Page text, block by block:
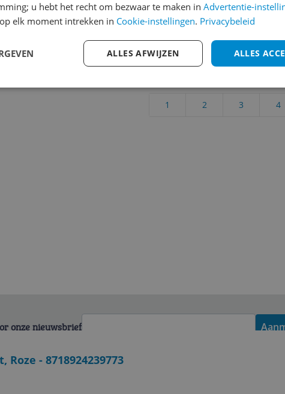
een review gemiddeld
andere bezoekers een
Cijfer
4
3
2
1
- 8718924239773
onze nieuwsbrief
u hebt het recht om bezwaar te maken in Advertentie-
elk moment intrekken in Cookie-instellingen. Privacybeleid
ALLES
ALLES AFWIJZEN